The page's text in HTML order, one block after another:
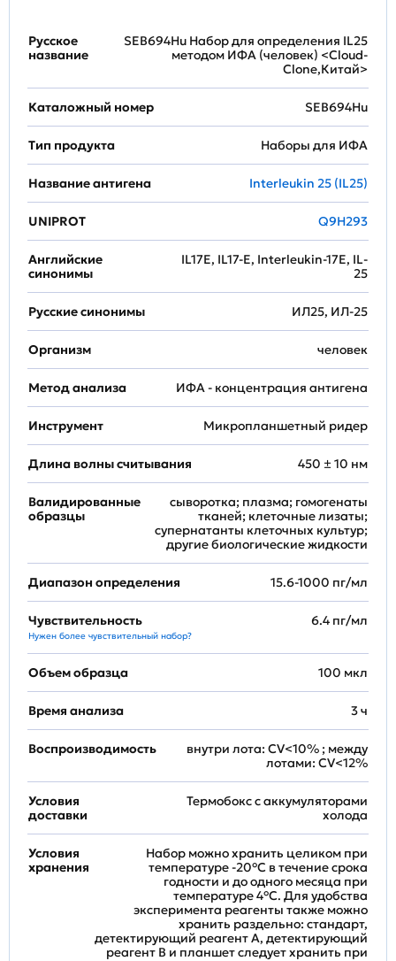
Русское
название
SEB694Hu Набор для определения IL25
методом ИФА (человек) <Cloud-
Clone,Китай>
Каталожный номер SEB694Hu
Тип продукта Наборы для ИФА
Название антигена Interleukin 25 (IL25)
UNIPROT Q9H293
Английские
синонимы
IL17E, IL17-E, Interleukin-17E, IL-
25
Русские синонимы ИЛ25, ИЛ-25
Организм человек
Метод анализа ИФА - концентрация антигена
Инструмент Микропланшетный ридер
Длина волны считывания 450 ± 10 нм
Валидированные
образцы
сыворотка; плазма; гомогенаты
тканей; клеточные лизаты;
супернатанты клеточных культур;
другие биологические жидкости
Диапазон определения 15.6-1000 пг/мл
Чувствительность
Нужен более чувствительный набор?
6.4 пг/мл
Объем образца 100 мкл
Время анализа 3 ч
Воспроизводимость
внутри лота: CV<10% ; между
лотами: CV<12%
Условия
доставки
Термобокс с аккумуляторами
холода
Условия
хранения
Набор можно хранить целиком при
температуре -20°C в течение срока
годности и до одного месяца при
температуре 4°C. Для удобства
эксперимента реагенты также можно
хранить раздельно: стандарт,
детектирующий реагент A, детектирующий
реагент B и планшет следует хранить при